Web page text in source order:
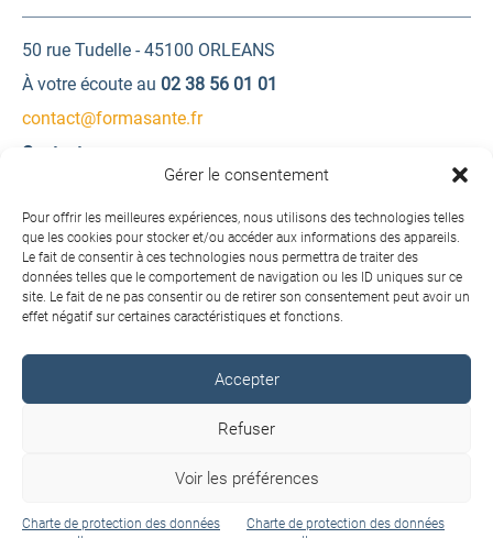
Gérer le consentement
Pour offrir les meilleures expériences, nous utilisons des technologies telles
que les cookies pour stocker et/ou accéder aux informations des appareils.
Le fait de consentir à ces technologies nous permettra de traiter des
données telles que le comportement de navigation ou les ID uniques sur ce
site. Le fait de ne pas consentir ou de retirer son consentement peut avoir un
effet négatif sur certaines caractéristiques et fonctions.
Accepter
Refuser
Voir les préférences
Charte de protection des données
Charte de protection des données
50 rue Tudelle - 45100 ORLEANS
À votre écoute au 02 38 56 01 01
contact@formasante.fr
Contactez-nous
Une question ? Une demande d’information ?
Contactez-nous
Copyright © 2026 FORMA SANTÉ. Tous droits réservés.
Charte de protection des données personnelles
Mentions légales